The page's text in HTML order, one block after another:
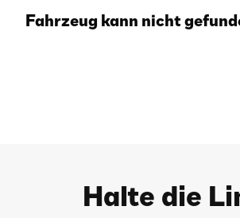
Fahrzeug kann nicht
Halte die